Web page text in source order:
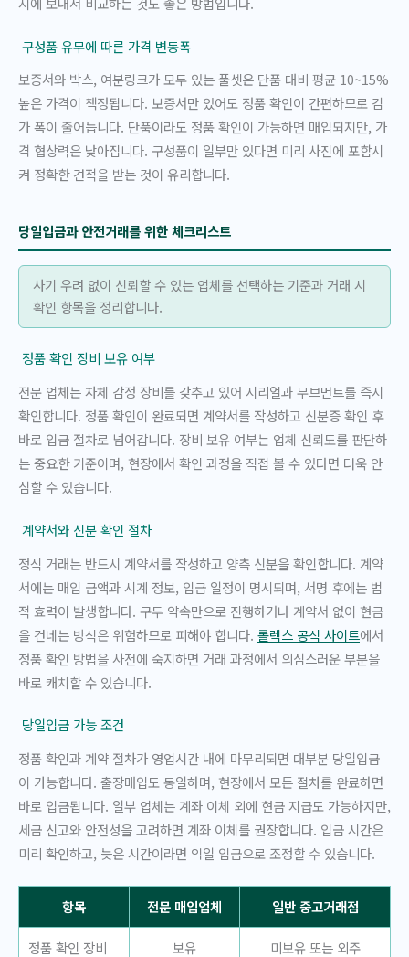
구성품 유무에 따른 가격 변동폭
보증서와 박스, 여분링크가 모두 있는 풀셋은 단품 대비 평균 10~15%
높은 가격이 책정됩니다. 보증서만 있어도 정품 확인이 간편하므로 감
가 폭이 줄어듭니다. 단품이라도 정품 확인이 가능하면 매입되지만, 가
격 협상력은 낮아집니다. 구성품이 일부만 있다면 미리 사진에 포함시
켜 정확한 견적을 받는 것이 유리합니다.
당일입금과 안전거래를 위한 체크리스트
사기 우려 없이 신뢰할 수 있는 업체를 선택하는 기준과 거래 시
확인 항목을 정리합니다.
정품 확인 장비 보유 여부
전문 업체는 자체 감정 장비를 갖추고 있어 시리얼과 무브먼트를 즉시
확인합니다. 정품 확인이 완료되면 계약서를 작성하고 신분증 확인 후
바로 입금 절차로 넘어갑니다. 장비 보유 여부는 업체 신뢰도를 판단하
는 중요한 기준이며, 현장에서 확인 과정을 직접 볼 수 있다면 더욱 안
심할 수 있습니다.
계약서와 신분 확인 절차
정식 거래는 반드시 계약서를 작성하고 양측 신분을 확인합니다. 계약
서에는 매입 금액과 시계 정보, 입금 일정이 명시되며, 서명 후에는 법
적 효력이 발생합니다. 구두 약속만으로 진행하거나 계약서 없이 현금
을 건네는 방식은 위험하므로 피해야 합니다. 롤렉스 공식 사이트에서
정품 확인 방법을 사전에 숙지하면 거래 과정에서 의심스러운 부분을
바로 캐치할 수 있습니다.
당일입금 가능 조건
정품 확인과 계약 절차가 영업시간 내에 마무리되면 대부분 당일입금
이 가능합니다. 출장매입도 동일하며, 현장에서 모든 절차를 완료하면
바로 입금됩니다. 일부 업체는 계좌 이체 외에 현금 지급도 가능하지만,
세금 신고와 안전성을 고려하면 계좌 이체를 권장합니다. 입금 시간은
미리 확인하고, 늦은 시간이라면 익일 입금으로 조정할 수 있습니다.
항목 전문 매입업체 일반 중고거래점
정품 확인 장비 보유 미보유 또는 외주